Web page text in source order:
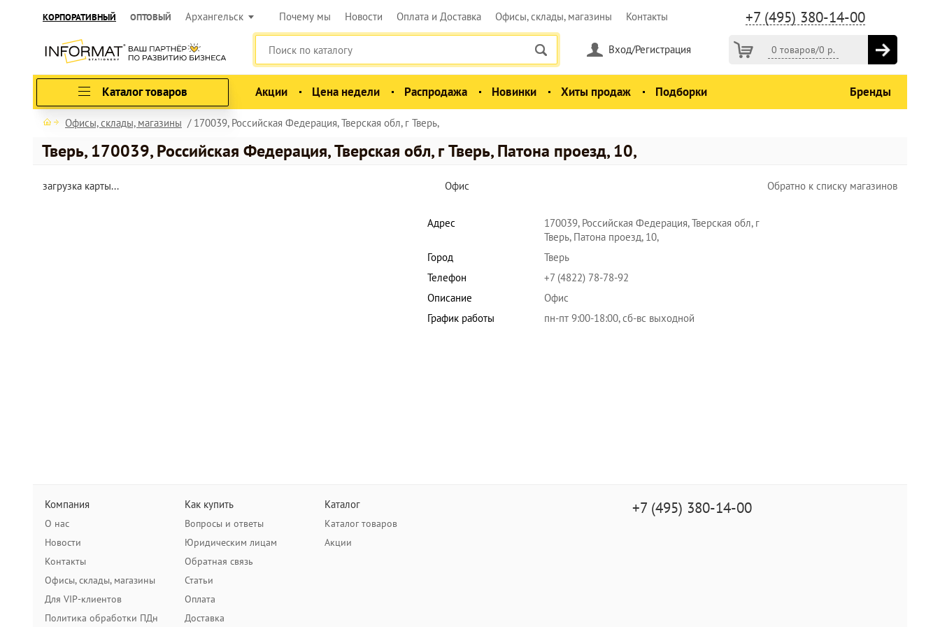
КОРПОРАТИВНЫЙ ОПТОВЫЙ Архангельск +7 (495) 380-14-00
Почему мы Новости Оплата и Доставка Офисы, склады, магазины Контакты
0 товаров/0 р.
Вход/Регистрация
Каталог товаров Акции Цена недели Распродажа Новинки Хиты продаж Подборки Бренды
Офисы, склады, магазины 170039, Российская Федерация, Тверская обл, г Тверь,
Тверь, 170039, Российская Федерация, Тверская обл, г Тверь, Патона проезд, 10,
загрузка карты... Обратно к списку магазинов
Офис
Адрес
170039, Российская Федерация, Тверская обл, г
Тверь, Патона проезд, 10,
Город
Тверь
Телефон
+7 (4822) 78-78-92
Описание
Офис
График работы
пн-пт 9:00-18:00, сб-вс выходной
Компания
О нас
Новости
Контакты
Офисы, склады, магазины
Для VIP-клиентов
Политика обработки ПДн
Как купить
Вопросы и ответы
Юридическим лицам
Обратная связь
Статьи
Оплата
Доставка
Каталог
Каталог товаров
Акции
+7 (495) 380-14-00